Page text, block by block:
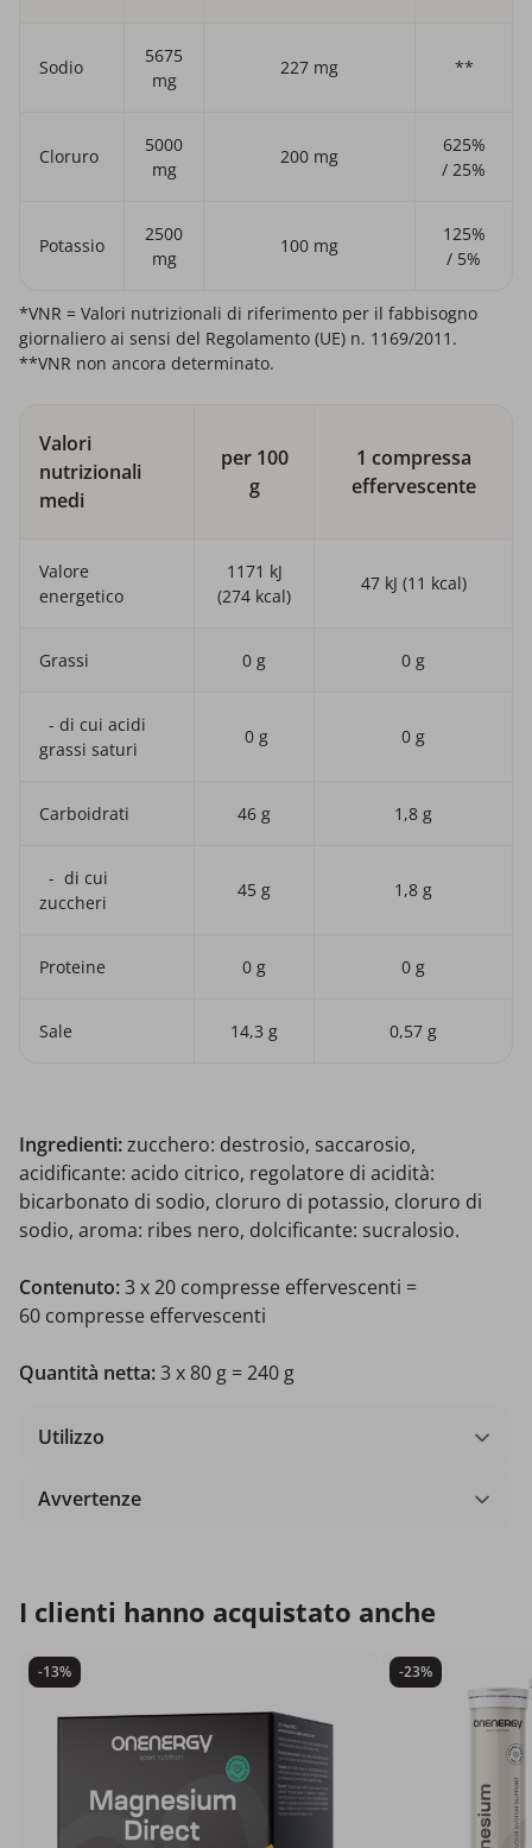
Sodio
5675
mg
227 mg **
Cloruro
5000
mg
200 mg
625%
/ 25%
Potassio
2500
mg
100 mg
125%
/ 5%
*VNR = Valori nutrizionali di riferimento per il fabbisogno
giornaliero ai sensi del Regolamento (UE) n. 1169/2011.
**VNR non ancora determinato.
Valori
nutrizionali
medi
per 100
g
1 compressa
effervescente
Valore
energetico
1171 kJ
(274 kcal)
47 kJ (11 kcal)
Grassi 0 g 0 g
- di cui acidi
grassi saturi
0 g 0 g
Carboidrati 46 g 1,8 g
- di cui
zuccheri
45 g 1,8 g
Proteine 0 g 0 g
Sale 14,3 g 0,57 g
Ingredienti:zucchero: destrosio, saccarosio,
acidificante: acido citrico, regolatore di acidità:
bicarbonato di sodio, cloruro di potassio, cloruro di
sodio, aroma: ribes nero, dolcificante: sucralosio.
Contenuto:3 x 20 compresse effervescenti =
60 compresse effervescenti
Quantità netta:3 x 80 g = 240 g
Utilizzo
Avvertenze
I clienti hanno acquistato anche
-13% -23%